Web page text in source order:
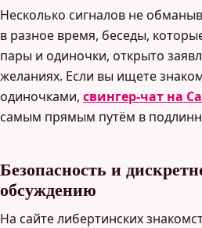
Несколько сигналов не
в разное время, беседы,
пары и одиночки, открыто
желаниях. Если вы ищете
одиночками, свингер-чат на
самым прямым путём в
Безопасность и
обсуждению
На сайте либертинских